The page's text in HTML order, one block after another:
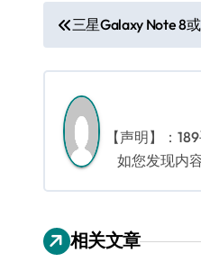
文
章
导
航
三星Galaxy Note 8
【声明】：
如您发现内
相关文章